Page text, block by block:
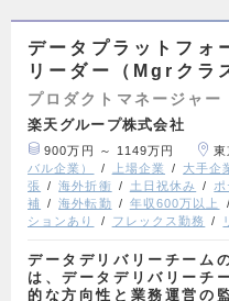
データプラットフォ
リーダー（Mgrクラ
プロダクトマネージャー
楽天グループ株式会社
900万円 ～ 1149万円 東
バル企業）
上場企業 大手企
張
海外折衝 土日祝休み ポ
補
海外転勤 年収600万以上
ションあり
フレックス勤務
データデリバリーチーム
は、データデリバリーチ
的な方向性と業務運営の